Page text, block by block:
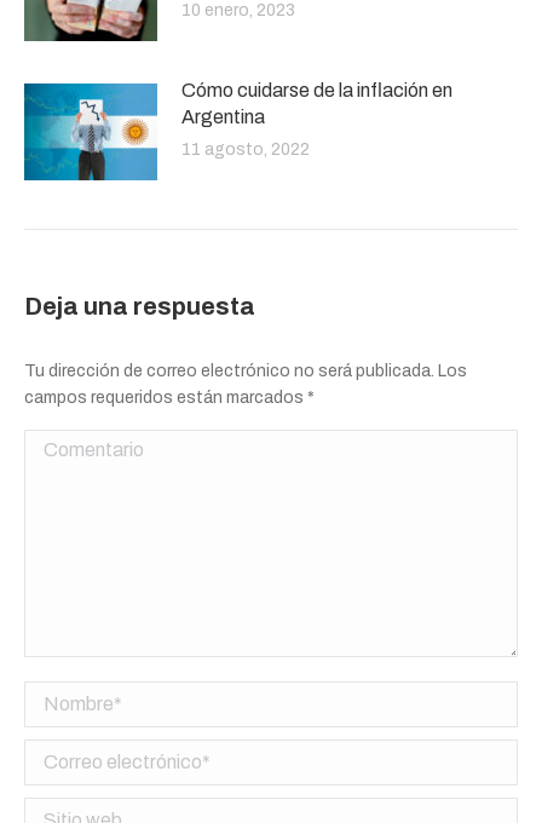
10 enero, 2023
Cómo cuidarse de la inflación en
Argentina
11 agosto, 2022
Deja una respuesta
Tu dirección de correo electrónico no será publicada. Los
campos requeridos están marcados *
Comentario
Nombre *
Correo electrónico *
Sitio web